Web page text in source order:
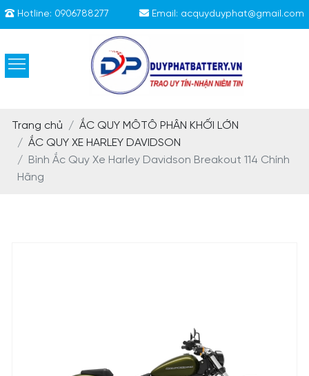
Hotline: 0906788277 Email: acquyduyphat@gmail.com
Trang chủ
ẮC QUY MÔTÔ PHÂN KHỐ́I LỚN
ẮC QUY XE HARLEY DAVIDSON
Bình Ắc Quy Xe Harley Davidson Breakout 114 Chính
Hãng